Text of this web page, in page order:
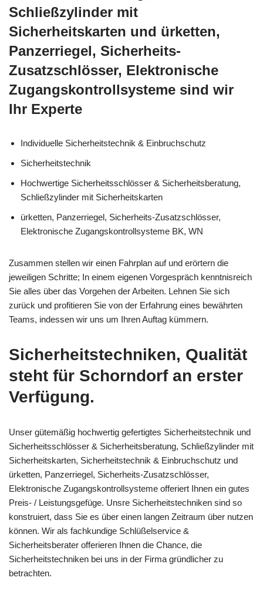
Schließzylinder mit
Sicherheitskarten und ürketten,
Panzerriegel, Sicherheits-
Zusatzschlösser, Elektronische
Zugangskontrollsysteme sind wir
Ihr Experte
Individuelle Sicherheitstechnik & Einbruchschutz
Sicherheitstechnik
Hochwertige Sicherheitsschlösser & Sicherheitsberatung,
Schließzylinder mit Sicherheitskarten
ürketten, Panzerriegel, Sicherheits-Zusatzschlösser,
Elektronische Zugangskontrollsysteme BK, WN
Zusammen stellen wir einen Fahrplan auf und erörtern die
jeweiligen Schritte; In einem eigenen Vorgespräch kenntnisreich
Sie alles über das Vorgehen der Arbeiten. Lehnen Sie sich
zurück und profitieren Sie von der Erfahrung eines bewährten
Teams, indessen wir uns um Ihren Auftag kümmern.
Sicherheitstechniken, Qualität
steht für Schorndorf an erster
Verfügung.
Unser gütemäßig hochwertig gefertigtes Sicherheitstechnik und
Sicherheitsschlösser & Sicherheitsberatung, Schließzylinder mit
Sicherheitskarten, Sicherheitstechnik & Einbruchschutz und
ürketten, Panzerriegel, Sicherheits-Zusatzschlösser,
Elektronische Zugangskontrollsysteme offeriert Ihnen ein gutes
Preis- / Leistungsgefüge. Unsre Sicherheitstechniken sind so
konstruiert, dass Sie es über einen langen Zeitraum über nutzen
können. Wir als fachkundige Schlüßelservice &
Sicherheitsberater offerieren Ihnen die Chance, die
Sicherheitstechniken bei uns in der Firma gründlicher zu
betrachten.